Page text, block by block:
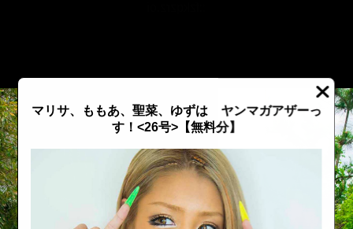
マリサ、ももあ、聖菜、ゆずは ヤンマガアザーっ
す！<26号>【無料分】